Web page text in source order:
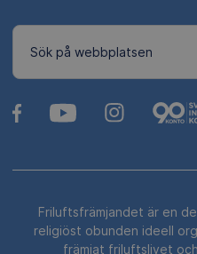
Sök på webbplatsen
Friluftsfrämjandet är en
religiöst obunden ideell
främjat friluftslivet